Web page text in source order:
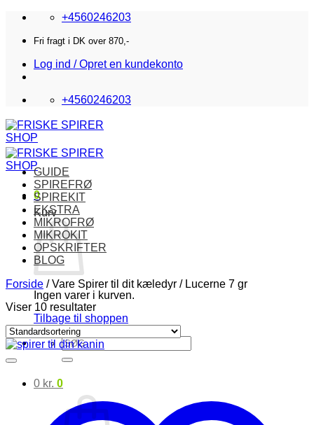
Fortsæt
indhold
+4560246203
Fri fragt i DK over 870,-
Log ind / Opret en kundekonto
+4560246203
0
Kurv
Ingen varer i kurven.
Tilbage til shoppen
Søg
efter:
0 kr. 0
GUIDE
SPIREFRØ
SPIREKIT
EKSTRA
MIKROFRØ
MIKROKIT
OPSKRIFTER
BLOG
Forside /Vare Spirer til dit kæledyr /Lucerne 7 gr
Viser 10 resultater